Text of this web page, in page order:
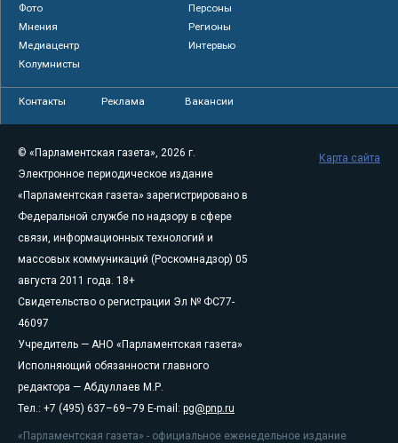
Фото
Персоны
Мнения
Регионы
Медиацентр
Интервью
Колумнисты
Контакты Реклама Вакансии
© «Парламентская газета», 2026 г.
Электронное периодическое издание
«Парламентская газета» зарегистрировано в
Федеральной службе по надзору в сфере
связи, информационных технологий и
массовых коммуникаций (Роскомнадзор) 05
августа 2011 года. 18+
Свидетельство о регистрации Эл № ФС77-
46097
Учредитель — АНО «Парламентская газета»
Исполняющий обязанности главного
редактора — Абдуллаев М.Р.
Тел.: +7 (495) 637–69–79 E-mail: pg@pnp.ru
«Парламентская газета» - официальное еженедельное издание
Карта сайта